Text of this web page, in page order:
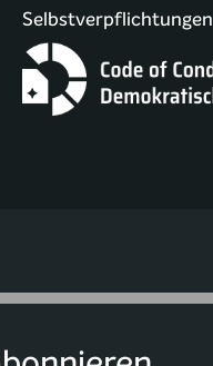
Selbstverpflichtungen